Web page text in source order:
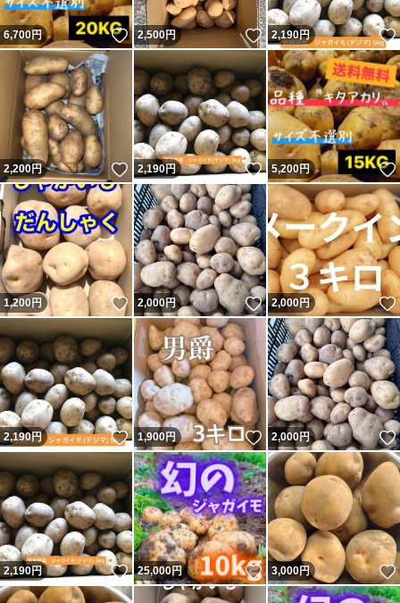
6,700円 いいね！
2,500円 いいね！
2,190円
2,200円 いいね！
2,190円 いいね！
5,200円
1,200円 いいね！
2,000円 いいね！
2,000円
2,190円 いいね！
1,900円 いいね！
2,000円
2,190円 いいね！
25,000円 いいね！
3,000円